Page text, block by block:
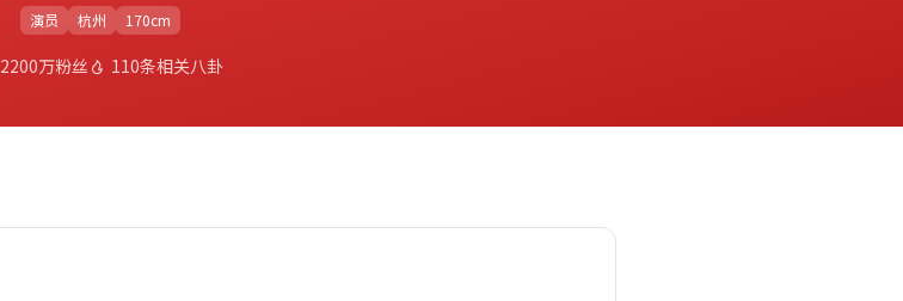
演员 杭州 170cm
2200万粉丝 110条相关八卦